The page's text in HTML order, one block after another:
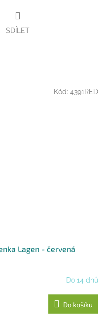
SDÍLET
Lagen - červená
Do 14 dnů
Do košíku
Kód: 4391RED